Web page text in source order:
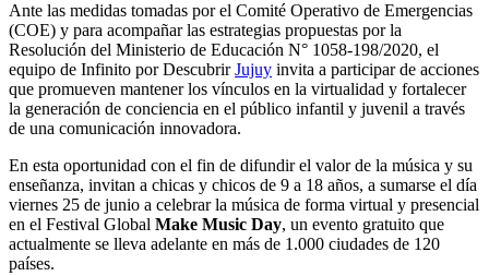
Ante las medidas tomadas por el Comité Operativo de Emergencias
(COE) y para acompañar las estrategias propuestas por la
Resolución del Ministerio de Educación N° 1058-198/2020, el
equipo de Infinito por DescubrirJujuy invita a participar de acciones
que promueven mantener los vínculos en la virtualidad y fortalecer
la generación de conciencia en el público infantil y juvenil a través
de una comunicación innovadora.
En esta oportunidad con el fin de difundir el valor de la música y su
enseñanza, invitan a chicas y chicos de 9 a 18 años, a sumarse el día
viernes 25 de junio a celebrar la música de forma virtual y presencial
en el Festival Global Make Music Day, un evento gratuito que
actualmente se lleva adelante en más de 1.000 ciudades de 120
países.